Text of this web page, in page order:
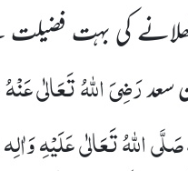
کی بہت فضیلت
رَضِیَ اللّٰہُ تَعَالٰی عَنْہُ
صَلَّی اللّٰہُ تَعَالٰی عَلَیْہِ